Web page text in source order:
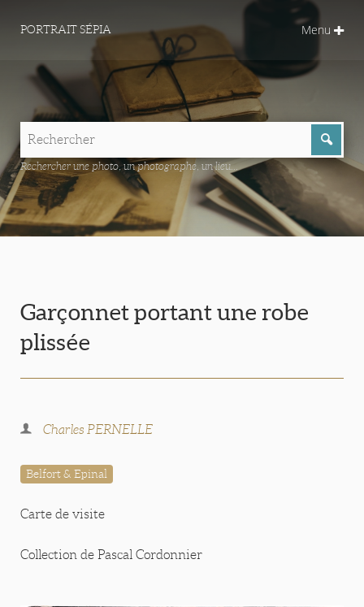
PORTRAIT SÉPIA Menu
Rechercher une photo, un photographe, un lieu...
Garçonnet portant une robe
plissée
Charles PERNELLE
Belfort & Epinal
Carte de visite
Collection de Pascal Cordonnier